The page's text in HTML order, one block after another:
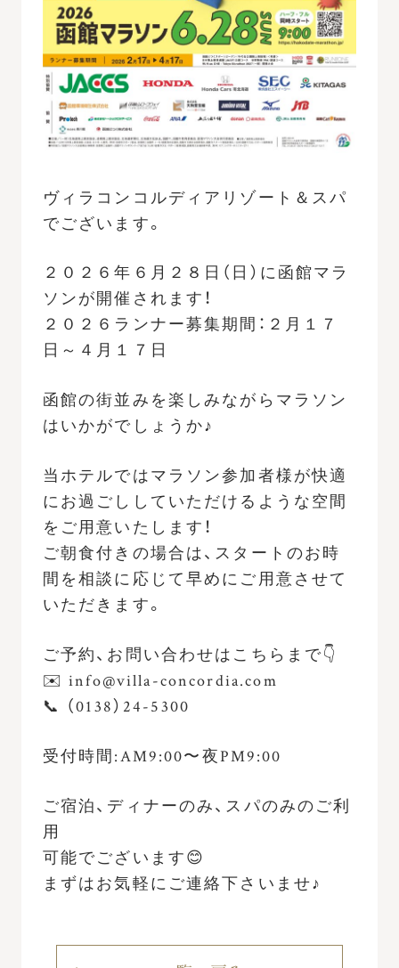
ヴィラコンコルディアリゾート＆スパ
でございます。
２０２６年６月２８日（日）に函館マラ
ソンが開催されます！
２０２６ランナー募集期間：２月１７
日～４月１７日
函館の街並みを楽しみながらマラソン
はいかがでしょうか♪
当ホテルではマラソン参加者様が快適
にお過ごししていただけるような空間
をご用意いたします！
ご朝食付きの場合は、スタートのお時
間を相談に応じて早めにご用意させて
いただきます。
ご予約、お問い合わせはこちらまで👇
✉️ info@villa-concordia.com
📞 （0138）24-5300
受付時間:AM9:00〜夜PM9:00
ご宿泊、ディナーのみ、スパのみのご利
用
可能でございます😊
まずはお気軽にご連絡下さいませ♪